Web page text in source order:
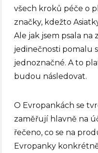
všech kroků péče o
značky, kdežto
Ale jak jsem psala
jedinečnosti pomalu
jednoznačné. A to
budou následovat.
O Evropankách se
zaměřují hlavně na
řečeno, co se na
Evropanky